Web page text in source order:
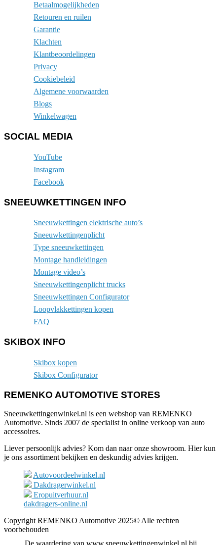
Betaalmogelijkheden
Retouren en ruilen
Garantie
Klachten
Klantbeoordelingen
Privacy
Cookiebeleid
Algemene voorwaarden
Blogs
Winkelwagen
SOCIAL MEDIA
YouTube
Instagram
Facebook
SNEEUWKETTINGEN INFO
Sneeuwkettingen elektrische auto’s
Sneeuwkettingenplicht
Type sneeuwkettingen
Montage handleidingen
Montage video’s
Sneeuwkettingenplicht trucks
Sneeuwkettingen Configurator
Loopvlakkettingen kopen
FAQ
SKIBOX INFO
Skibox kopen
Skibox Configurator
REMENKO AUTOMOTIVE STORES
Sneeuwkettingenwinkel.nl is een webshop van REMENKO
Automotive. Sinds 2007 de specialist in online verkoop van auto
accessoires.
Liever persoonlijk advies? Kom dan naar onze showroom. Hier kun
je ons assortiment bekijken en deskundig advies krijgen.
Autovoordeelwinkel.nl
Dakdragerwinkel.nl
Eropuitverhuur.nl
dakdragers-online.nl
Copyright REMENKO Automotive 2025© Alle rechten
voorbehouden